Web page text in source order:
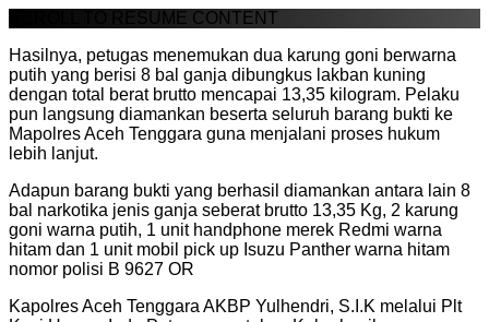
SCROLL TO RESUME CONTENT
Hasilnya, petugas menemukan dua karung goni berwarna
putih yang berisi 8 bal ganja dibungkus lakban kuning
dengan total berat brutto mencapai 13,35 kilogram. Pelaku
pun langsung diamankan beserta seluruh barang bukti ke
Mapolres Aceh Tenggara guna menjalani proses hukum
lebih lanjut.
Adapun barang bukti yang berhasil diamankan antara lain 8
bal narkotika jenis ganja seberat brutto 13,35 Kg, 2 karung
goni warna putih, 1 unit handphone merek Redmi warna
hitam dan 1 unit mobil pick up Isuzu Panther warna hitam
nomor polisi B 9627 OR
Kapolres Aceh Tenggara AKBP Yulhendri, S.I.K melalui Plt